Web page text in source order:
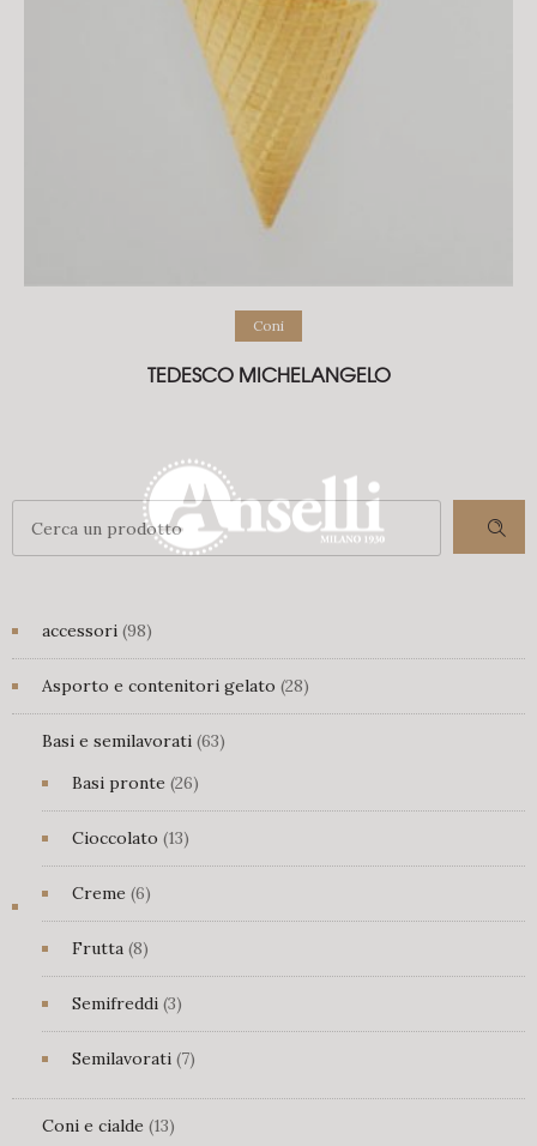
Coni
TEDESCO MICHELANGELO
accessori 9898
prodotti
Asporto e contenitori gelato 2828
prodotti
Basi e semilavorati 6363
Basi pronte 2626
prodotti
Cioccolato 1313
prodotti
Creme 66
prodotti
Frutta 88
prodotti
Semifreddi 33
prodotti
Semilavorati 77
Coni e cialde 1313